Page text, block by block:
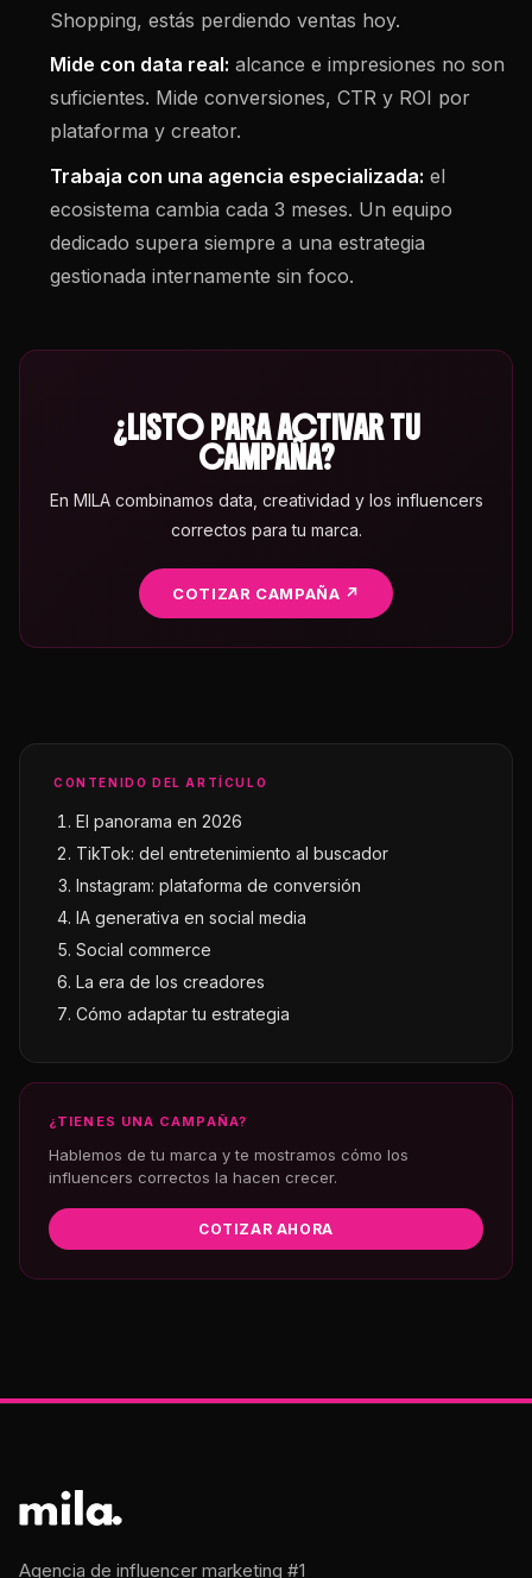
Shopping, estás perdiendo ventas hoy.
Mide con data real: alcance e impresiones no son
suficientes. Mide conversiones, CTR y ROI por
plataforma y creator.
Trabaja con una agencia especializada: el
ecosistema cambia cada 3 meses. Un equipo
dedicado supera siempre a una estrategia
gestionada internamente sin foco.
¿LISTO PARA ACTIVAR TU
CAMPAÑA?
En MILA combinamos data, creatividad y los influencers
correctos para tu marca.
COTIZAR CAMPAÑA ↗
CONTENIDO DEL ARTÍCULO
El panorama en 2026
TikTok: del entretenimiento al buscador
Instagram: plataforma de conversión
IA generativa en social media
Social commerce
La era de los creadores
Cómo adaptar tu estrategia
¿TIENES UNA CAMPAÑA?
Hablemos de tu marca y te mostramos cómo los
influencers correctos la hacen crecer.
COTIZAR AHORA
Agencia de influencer marketing #1